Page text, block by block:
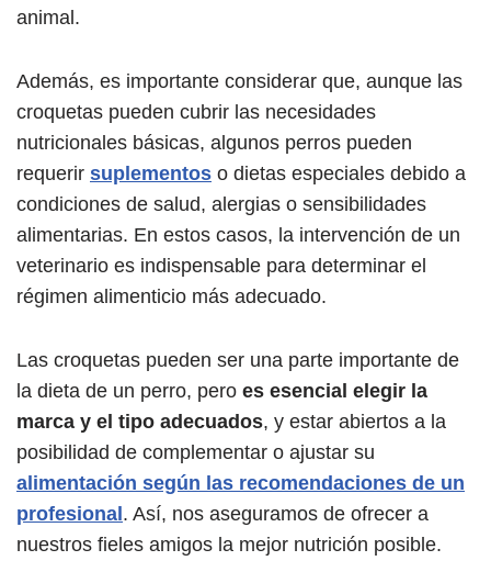
animal.
Además, es importante considerar que, aunque las
croquetas pueden cubrir las necesidades
nutricionales básicas, algunos perros pueden
requerir suplementos o dietas especiales debido a
condiciones de salud, alergias o sensibilidades
alimentarias. En estos casos, la intervención de un
veterinario es indispensable para determinar el
régimen alimenticio más adecuado.
Las croquetas pueden ser una parte importante de
la dieta de un perro, pero es esencial elegir la
marca y el tipo adecuados, y estar abiertos a la
posibilidad de complementar o ajustar su
alimentación según las recomendaciones de un
profesional. Así, nos aseguramos de ofrecer a
nuestros fieles amigos la mejor nutrición posible.